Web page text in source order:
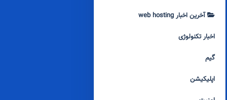
آخرین اخبار web hosting
اخبار تکنولوژی
گیم
اپلیکیشن